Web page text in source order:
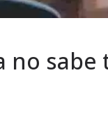
no sabe